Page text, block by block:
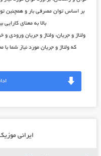
بر اساس توان مصرفی بار و همچنین
بالا به معنای
ولتاژ و جریان: ولتاژ و جریان ورودی
که ولتاژ و جریان مورد نیاز شما
ایرانی